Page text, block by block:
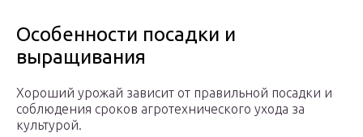
Особенности посадки и
выращивания
Хороший урожай зависит от правильной посадки и
соблюдения сроков агротехнического ухода за
культурой.